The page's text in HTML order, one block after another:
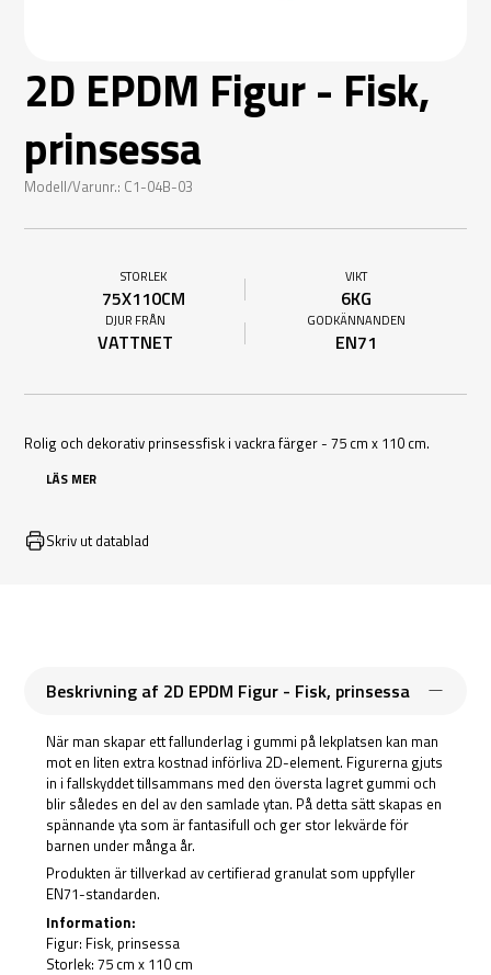
2D EPDM Figur - Fisk,
prinsessa
Modell/Varunr.: C1-04B-03
STORLEK
75X110CM
VIKT
6KG
DJUR FRÅN
VATTNET
GODKÄNNANDEN
EN71
Rolig och dekorativ prinsessfisk i vackra färger - 75 cm x 110 cm.
LÄS MER
Skriv ut datablad
Beskrivning af 2D EPDM Figur - Fisk, prinsessa
När man skapar ett fallunderlag i gummi på lekplatsen kan man
mot en liten extra kostnad införliva 2D-element. Figurerna gjuts
in i fallskyddet tillsammans med den översta lagret gummi och
blir således en del av den samlade ytan. På detta sätt skapas en
spännande yta som är fantasifull och ger stor lekvärde för
barnen under många år.
Produkten är tillverkad av certifierad granulat som uppfyller
EN71-standarden.
Information:
Figur: Fisk, prinsessa
Storlek: 75 cm x 110 cm